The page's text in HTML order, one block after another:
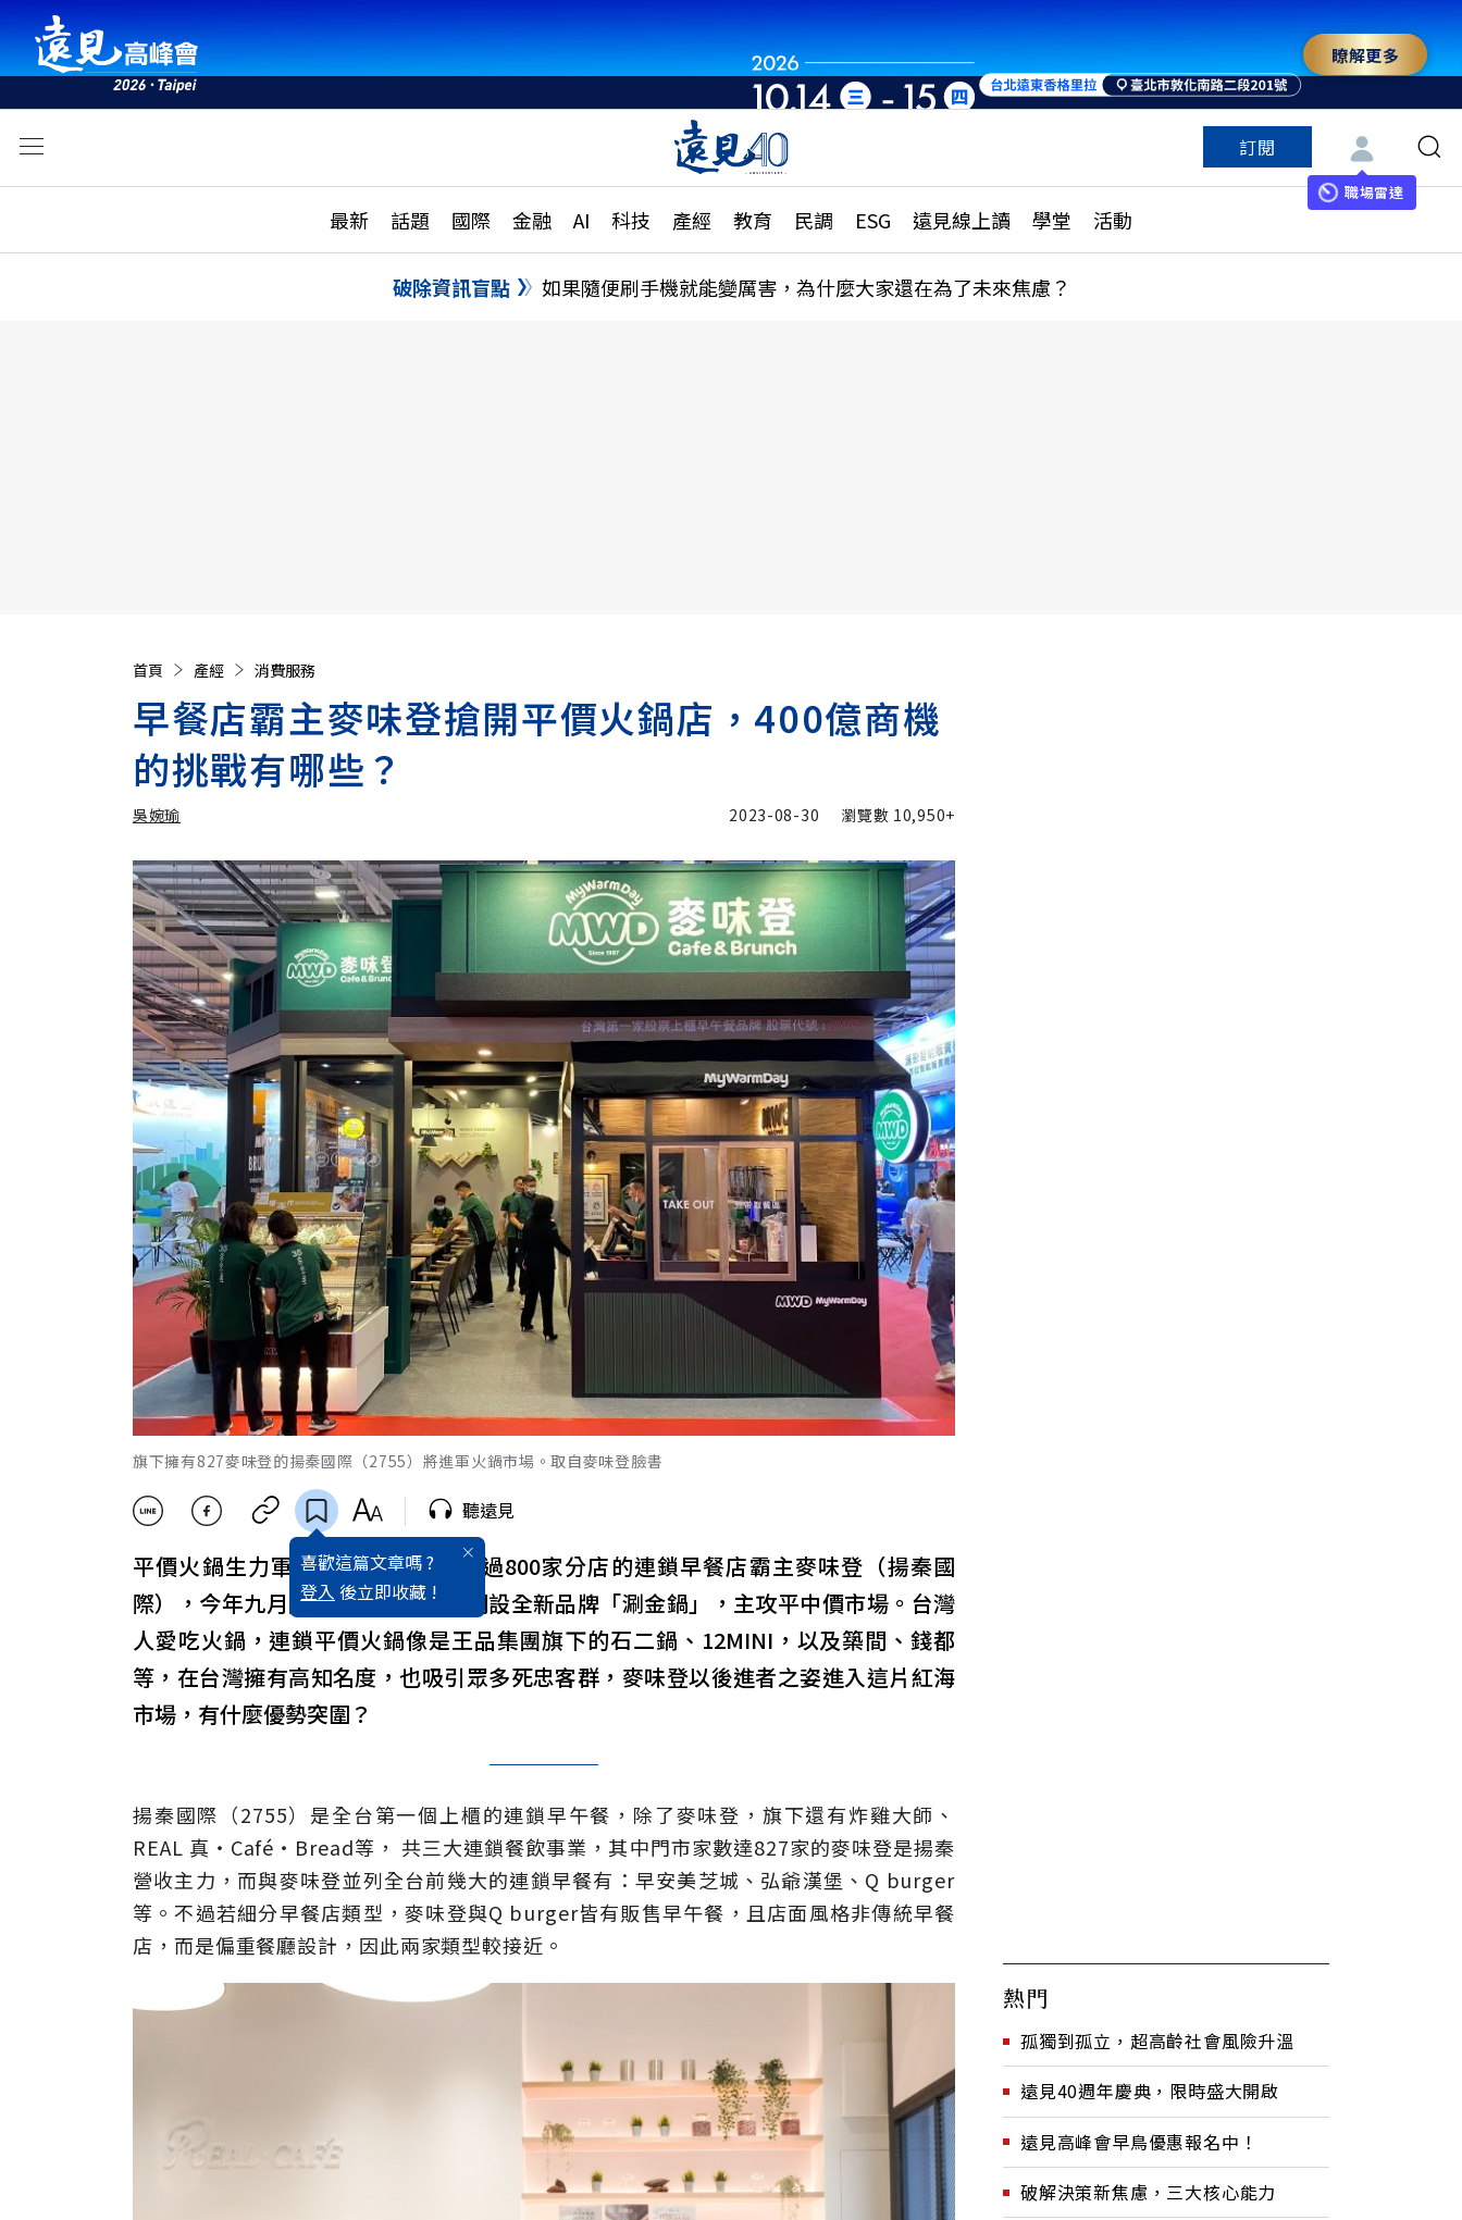
世界重組・洞見未來 與世界領袖同行
瞭解更多
訂閱
職場雷達
最新 話題 國際 金融 AI 科技 產經 教育 民調 ESG 遠見線上讀 學堂 活動
活動
話題
國際
特輯
大學升學、職涯攻略
縣市施政調查全解析
更多訂閱方案
特色頻道
破除資訊盲點 如果隨便刷手機就能變厲害，為什麼大家還在為了未來焦慮？
首頁 產經 消費服務
早餐店霸主麥味登搶開平價火鍋店，400億商機
的挑戰有哪些？
吳婉瑜
吳婉瑜 加入追蹤
2023-08-30 瀏覽數 10,950+
旗下擁有827麥味登的揚秦國際（2755）將進軍火鍋市場。取自麥味登臉書
喜歡這篇文章嗎 ?
登入 後立即收藏 !
聽遠見
平價火鍋生力軍再+1！全台擁有超過800家分店的連鎖早餐店霸主麥味登（揚秦國
際），今年九月將揮軍火鍋市場，開設全新品牌「涮金鍋」，主攻平中價市場。台灣
人愛吃火鍋，連鎖平價火鍋像是王品集團旗下的石二鍋、12MINI，以及築間、錢都
等，在台灣擁有高知名度，也吸引眾多死忠客群，麥味登以後進者之姿進入這片紅海
市場，有什麼優勢突圍？
揚秦國際（2755）是全台第一個上櫃的連鎖早午餐，除了麥味登，旗下還有炸雞大師、
REAL 真‧Café‧Bread等， 共三大連鎖餐飲事業，其中門市家數達827家的麥味登是揚秦
營收主力，而與麥味登並列全台前幾大的連鎖早餐有：早安美芝城、弘爺漢堡、Q burger
等。不過若細分早餐店類型，麥味登與Q burger皆有販售早午餐，且店面風格非傳統早餐
店，而是偏重餐廳設計，因此兩家類型較接近。
熱門
孤獨到孤立，超高齡社會風險升溫
遠見40週年慶典，限時盛大開啟
遠見高峰會早鳥優惠報名中！
破解決策新焦慮，三大核心能力